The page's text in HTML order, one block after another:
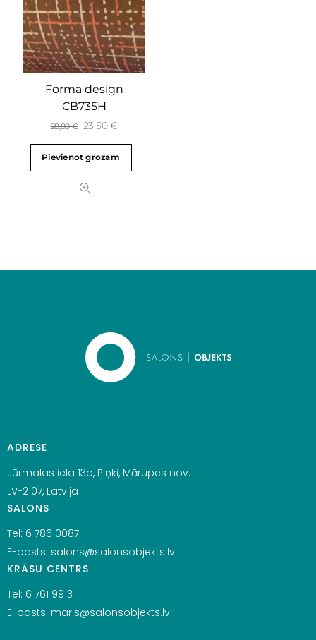
Forma design
CB735H
28,80€ 23,50€
Pievienot grozam
ADRESE
Jūrmalas iela 13b, Piņķi, Mārupes nov.
LV-2107, Latvija
SALONS
Tel: 6 786 0087
E-pasts: salons@salonsobjekts.lv
KRĀSU CENTRS
Tel: 6 761 9913
E-pasts: maris@salonsobjekts.lv